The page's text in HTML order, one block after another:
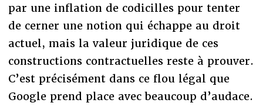
par une inflation de codicilles pour tenter
de cerner une notion qui échappe au droit
actuel, mais la valeur juridique de ces
constructions contractuelles reste à prouver.
C’est précisément dans ce flou légal que
Google prend place avec beaucoup d’audace.